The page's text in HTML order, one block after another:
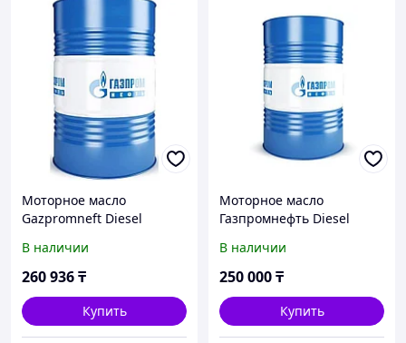
Моторное масло
Gazpromneft Diesel
В наличии
260 936₸
Купить
Моторное масло
Газпромнефть Diesel
(2389901212)
В наличии
250 000₸
Купить